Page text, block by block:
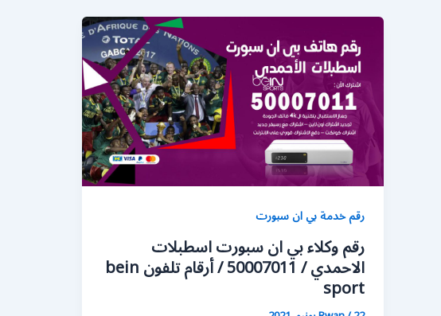
رقم خدمة بي ان سبورت
رقم وكلاء بي ان سبورت اسطبلات
الاحمدي / 50007011 / أرقام تلفون bein
sport